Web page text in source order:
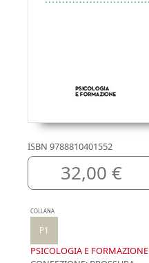
ISBN 9788810401552
32,00 €
COLLANA
P1
PSICOLOGIA E FORMAZIONE